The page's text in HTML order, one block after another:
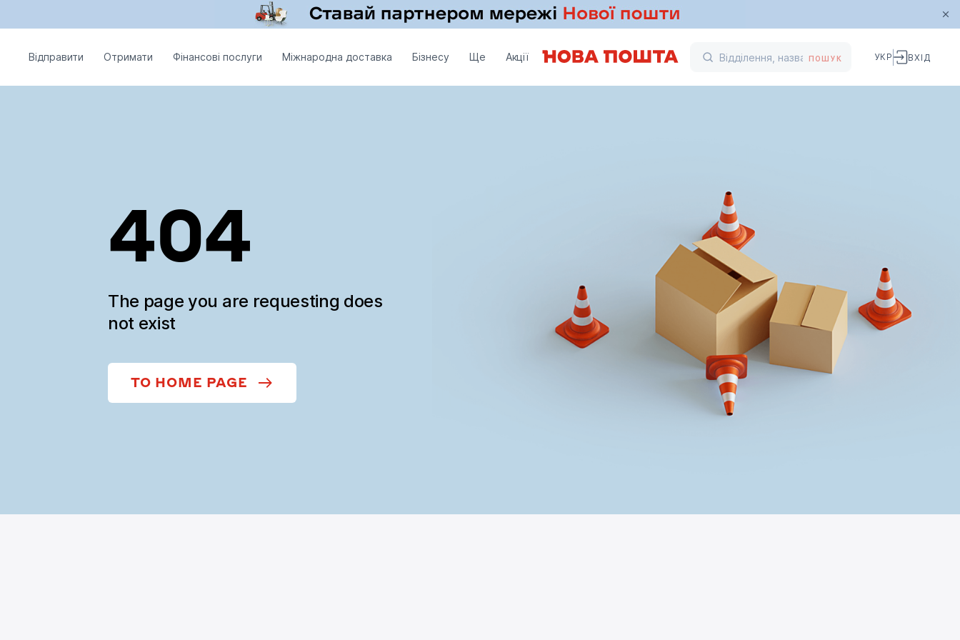
Відправити Отримати Фінансові послуги Міжнародна доставка Бізнесу Ще Акції ПОШУК УКР ВХІД
404
The page you are requesting does
not exist
TO HOME PAGE